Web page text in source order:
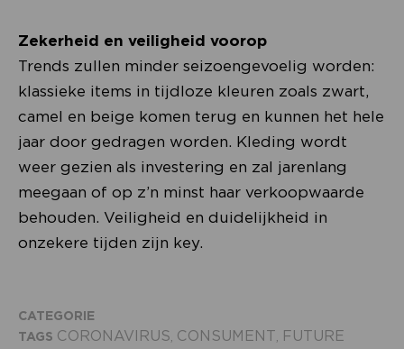
Zekerheid en veiligheid voorop
Trends zullen minder seizoengevoelig worden:
klassieke items in tijdloze kleuren zoals zwart,
camel en beige komen terug en kunnen het hele
jaar door gedragen worden. Kleding wordt
weer gezien als investering en zal jarenlang
meegaan of op z’n minst haar verkoopwaarde
behouden. Veiligheid en duidelijkheid in
onzekere tijden zijn key.
CATEGORIE
TAGS CORONAVIRUS CONSUMENT FUTURE